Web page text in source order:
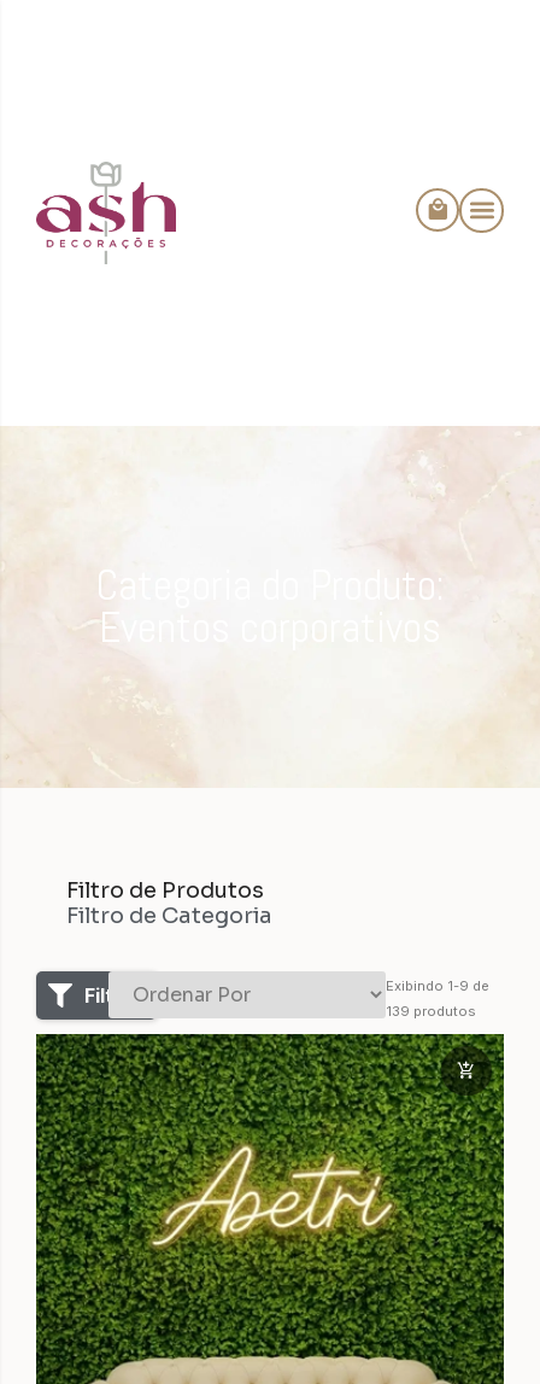
Categoria do Produto:
Eventos corporativos
Filtro de Produtos
Filtro de Categoria
Filtros Exibindo 1-9 de
139 produtos